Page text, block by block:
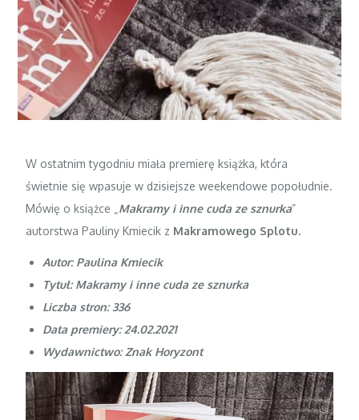
W ostatnim tygodniu miała premierę książka, która
świetnie się wpasuje w dzisiejsze weekendowe popołudnie.
Mówię o książce „ Makramy i inne cuda ze sznurka”
autorstwa Pauliny Kmiecik z Makramowego Splotu.
Autor: Paulina Kmiecik
Tytuł: Makramy i inne cuda ze sznurka
Liczba stron: 336
Data premiery: 24.02.2021
Wydawnictwo: Znak Horyzont